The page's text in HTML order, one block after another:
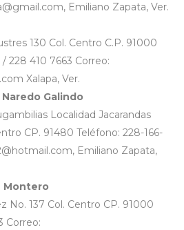
Emiliano Zapata, Ver.
130 Col. Centro C.P. 91000
228 410 7663 Correo:
Xalapa, Ver.
Galindo
Localidad Jacarandas
CP. 91480 Teléfono: 228-166-
Emiliano Zapata,
Montero
No. 137 Col. Centro CP. 91000
Correo: